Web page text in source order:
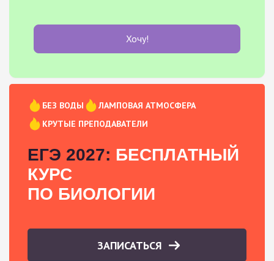
Хочу!
БЕЗ ВОДЫ
ЛАМПОВАЯ АТМОСФЕРА
КРУТЫЕ ПРЕПОДАВАТЕЛИ
ЕГЭ 2027: БЕСПЛАТНЫЙ
КУРС
ПО БИОЛОГИИ
ЗАПИСАТЬСЯ